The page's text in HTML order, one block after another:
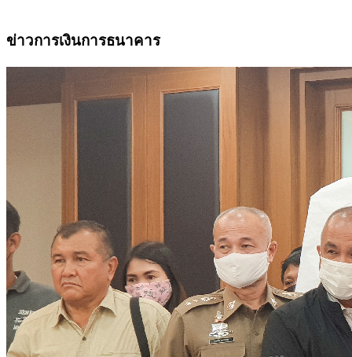
ข่าวการเงินการธนาคาร